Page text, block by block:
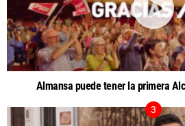
Almansa puede tener la primera